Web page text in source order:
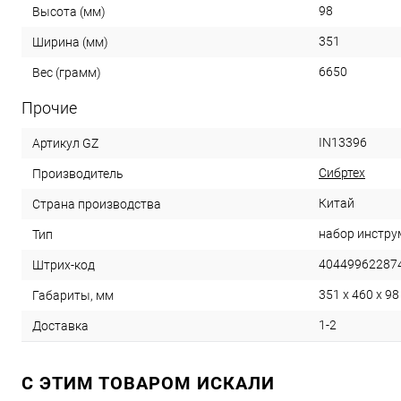
Высота (мм) 98
Ширина (мм) 351
Вес (грамм) 6650
Прочие
Артикул GZ IN13396
Производитель Сибртех
Страна производства Китай
Тип набор
Штрих-код
Габариты, мм 351 x 460 x 98
Доставка 1-2
C ЭТИМ ТОВАРОМ ИСКАЛИ